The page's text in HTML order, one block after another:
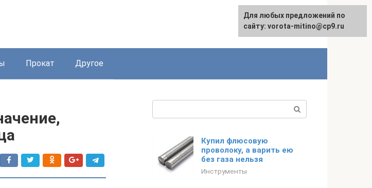
Прокат Другое
Купил флюсовую
проволоку, а варить ею
без газа нельзя
Инструменты
Для любых предложений по
сайту: vorota-mitino@cp9.ru